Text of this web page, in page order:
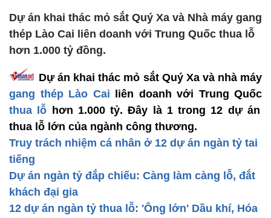
Dự án khai thác mỏ sắt Quý Xa và Nhà máy gang
thép Lào Cai liên doanh với Trung Quốc thua lỗ
hơn 1.000 tỷ đồng.
Dự án khai thác mỏ sắt Quý Xa và nhà máy
gang thép Lào Cai liên doanh với Trung Quốc
thua lỗ hơn 1.000 tỷ. Đây là 1 trong 12 dự án
thua lỗ lớn của ngành công thương.
Truy trách nhiệm cá nhân ở 12 dự án ngàn tỷ tai
tiếng
Dự án ngàn tỷ đắp chiếu: Càng làm càng lỗ, đắt
khách đại gia
12 dự án ngàn tỷ thua lỗ: 'Ông lớn' Dầu khí, Hóa